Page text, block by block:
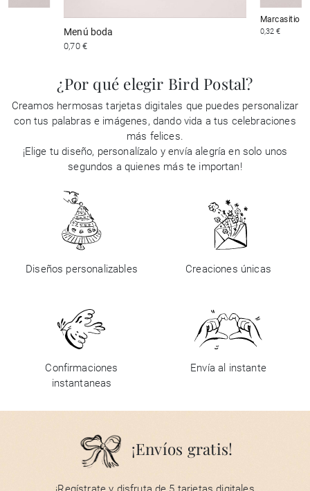
Menú boda
0,70 €
Marcasitio
0,32 €
¿Por qué elegir Bird Postal?
Creamos hermosas tarjetas digitales que puedes personalizar
con tus palabras e imágenes, dando vida a tus celebraciones
más felices.
¡Elige tu diseño, personalízalo y envía alegría en solo unos
segundos a quienes más te importan!
Diseños personalizables Creaciones únicas
Confirmaciones
instantaneas
Envía al instante
¡Envíos gratis!